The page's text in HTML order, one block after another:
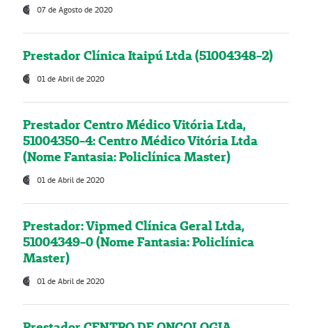
07 de Agosto de 2020
Prestador Clínica Itaipú Ltda (51004348-2)
01 de Abril de 2020
Prestador Centro Médico Vitória Ltda,
51004350-4: Centro Médico Vitória Ltda
(Nome Fantasia: Policlínica Master)
01 de Abril de 2020
Prestador: Vipmed Clínica Geral Ltda,
51004349-0 (Nome Fantasia: Policlínica
Master)
01 de Abril de 2020